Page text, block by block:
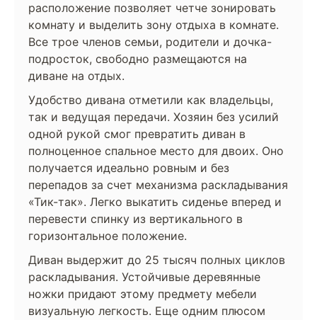
расположение позволяет четче зонировать
комнату и выделить зону отдыха в комнате.
Все трое членов семьи, родители и дочка-
подросток, свободно размещаются на
диване на отдых.
Удобство дивана отметили как владельцы,
так и ведущая передачи. Хозяин без усилий
одной рукой смог превратить диван в
полноценное спальное место для двоих. Оно
получается идеально ровным и без
перепадов за счет механизма раскладывания
«Тик-так». Легко выкатить сиденье вперед и
перевести спинку из вертикального в
горизонтальное положение.
Диван выдержит до 25 тысяч полных циклов
раскладывания. Устойчивые деревянные
ножки придают этому предмету мебели
визуальную легкость. Еще одним плюсом